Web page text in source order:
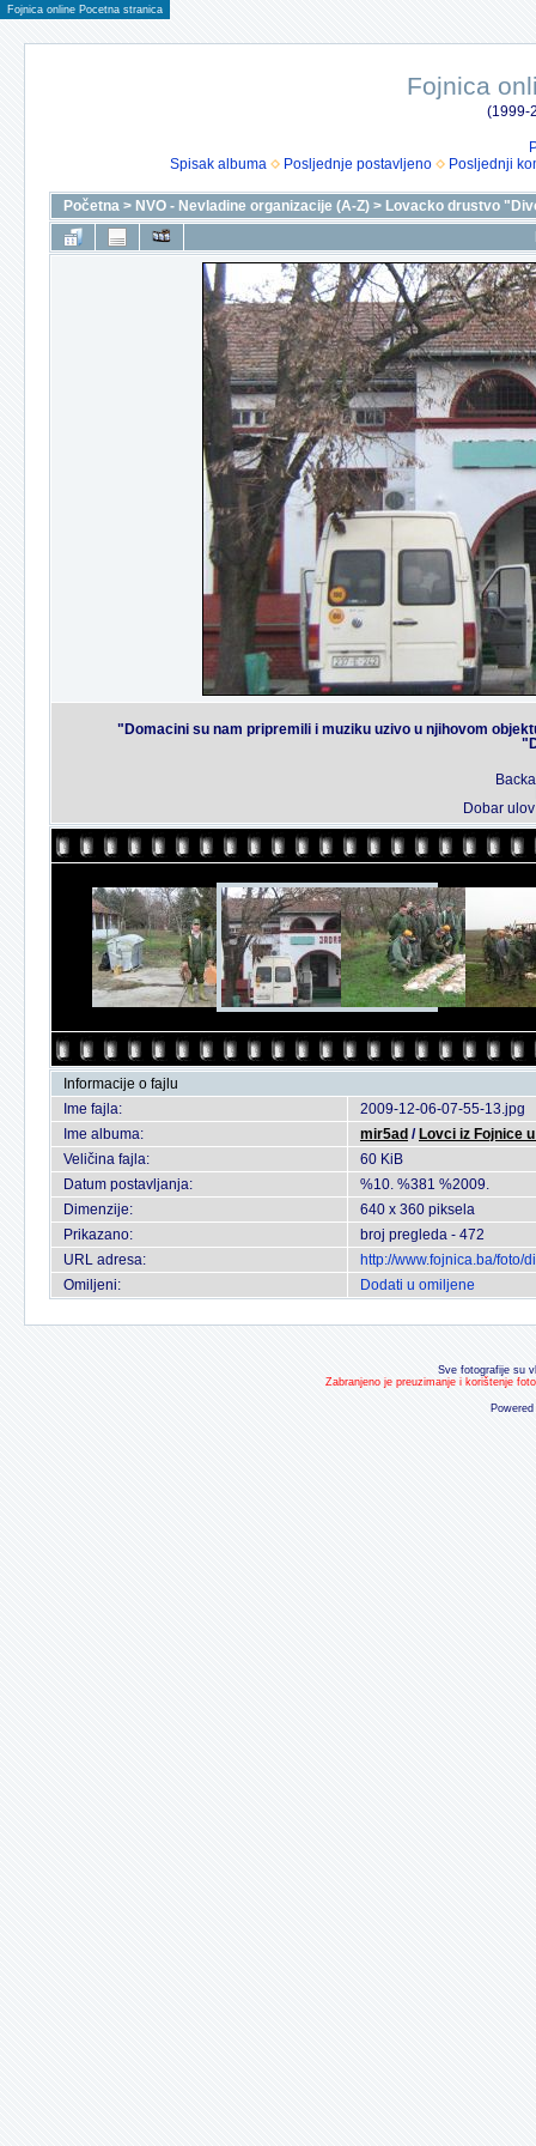
Fojnica online Pocetna stranica
Fojnica
(1999-
Spisak albuma
Posljednje postavljeno Posljednji
Početna > NVO - Nevladine organizacije (A-Z) > Lovacko drustvo
"Domacini su nam pripremili i muziku uzivo u njihovom
Dobar
Informacije o fajlu
Ime fajla:
2009-12-06-07-55-13.jpg
Ime albuma:
mir5ad / Lovci iz Fojnice
Veličina fajla:
60 KiB
Datum postavljanja:
%10. %381 %2009.
Dimenzije:
640 x 360 piksela
Prikazano:
broj pregleda - 472
URL adresa:
http://www.fojnica.ba/foto/
Omiljeni:
Dodati u omiljene
Sve fotografije su
Zabranjeno je preuzimanje i korištenje